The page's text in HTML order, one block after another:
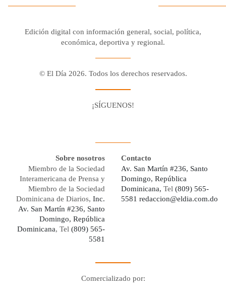
Edición digital con información general, social, política,
económica, deportiva y regional.
© El Día 2026. Todos los derechos reservados.
¡SÍGUENOS!
Sobre nosotros
Miembro de la Sociedad
Interamericana de Prensa y
Miembro de la Sociedad
Dominicana de Diarios, Inc.
Av. San Martín #236, Santo
Domingo, República
Dominicana, Tel (809) 565-
5581
Contacto
Av. San Martín #236, Santo
Domingo, República
Dominicana, Tel (809) 565-
5581 redaccion@eldia.com.do
Comercializado por: